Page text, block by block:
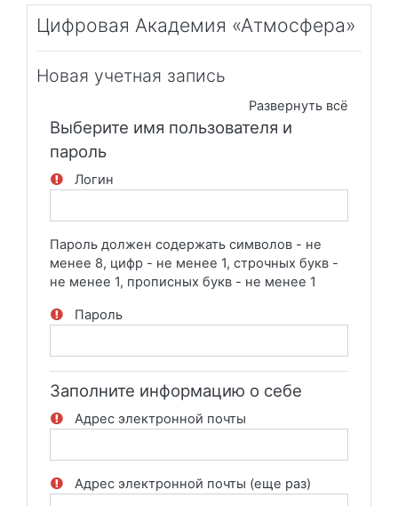
Перейти к основному содержанию
Цифровая Академия «Атмосфера»
Новая учетная запись
Развернуть всё
Выберите имя пользователя и
пароль
Логин
Пароль должен содержать символов - не
менее 8, цифр - не менее 1, строчных букв -
не менее 1, прописных букв - не менее 1
Пароль
Заполните информацию о себе
Адрес электронной почты
Адрес электронной почты (еще раз)